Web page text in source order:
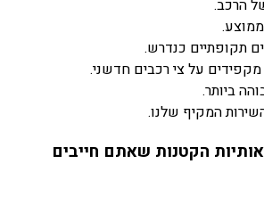
הרכב.
תקופתיים כנדרש.
על צי רכבים חדשני.
ביותר.
המקיף שלנו.
הקטנות שאתם חייבים